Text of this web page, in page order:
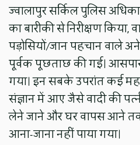
ज्वालापुर सर्किल पुलिस
का बारीकी से निरीक्षण
पड़ोसियों/जान पहचान वाले
पूर्वक पूछताछ की गई।
गया। इन सबके उपरांत कई
संज्ञान में आए जैसे वादी की
लेने जाने और घर वापस आने तक
आना-जाना नहीं पाया गया।